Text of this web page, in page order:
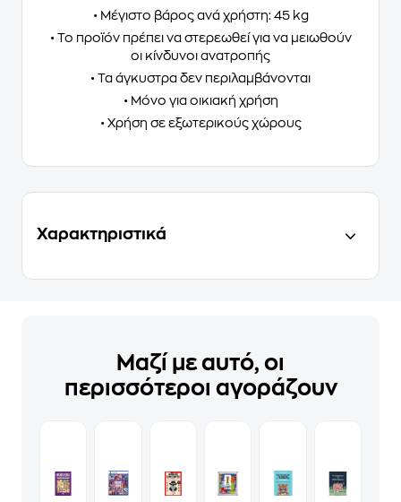
• Μέγιστο βάρος ανά χρήστη: 45 kg
• Το προϊόν πρέπει να στερεωθεί για να μειωθούν
οι κίνδυνοι ανατροπής
• Τα άγκυστρα δεν περιλαμβάνονται
• Μόνο για οικιακή χρήση
• Χρήση σε εξωτερικούς χώρους
Χαρακτηριστικά
Μαζί με αυτό, οι
περισσότεροι αγοράζουν